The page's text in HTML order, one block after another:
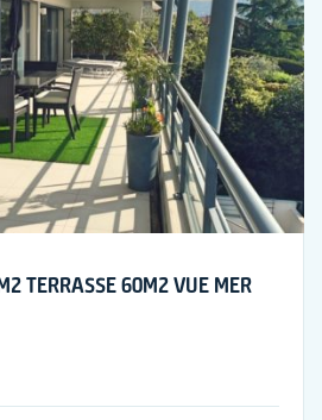
TERRASSE 60M2 VUE MER